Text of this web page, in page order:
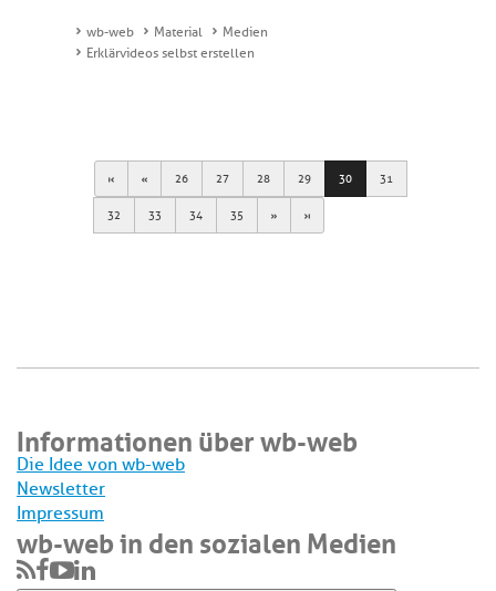
wb-web Material
Medien
Erklärvideos selbst erstellen
First Previous
26 27 28 29 30 31
32 33 34 35 Next Last
Informationen über wb-web
Die Idee von wb-web
Newsletter
Impressum
wb-web in den sozialen Medien